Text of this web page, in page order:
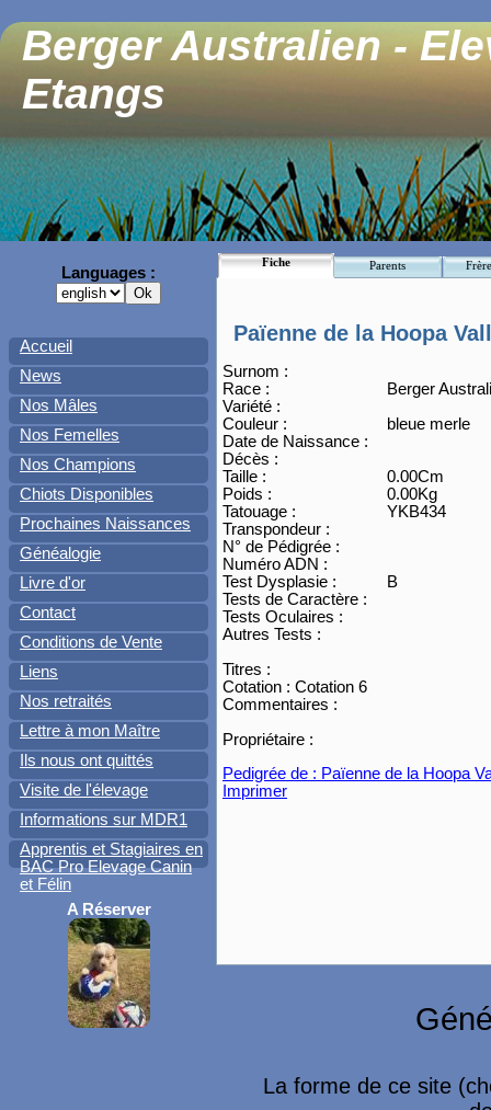
Berger Australien -
Etangs
Languages :
Accueil
News
Nos Mâles
Nos Femelles
Nos Champions
Chiots Disponibles
Prochaines Naissances
Généalogie
Livre d'or
Contact
Conditions de Vente
Liens
Nos retraités
Lettre à mon Maître
Ils nous ont quittés
Visite de l'élevage
Informations sur MDR1
Apprentis et Stagiaires en
BAC Pro Elevage Canin
et Félin
A Réserver
Fiche Parents
Païenne de la Hoopa
Surnom :
Race :
Berger
Variété :
Couleur :
bleue merle
Date de Naissance :
Décès :
Taille :
0.00Cm
Poids :
0.00Kg
Tatouage :
YKB434
Transpondeur :
N° de Pédigrée :
Numéro ADN :
Test Dysplasie :
B
Tests de Caractère :
Tests Oculaires :
Autres Tests :
Titres :
Cotation : Cotation 6
Commentaires :
Propriétaire :
Pedigrée de : Païenne de la Hoopa
Imprimer
La forme de ce site